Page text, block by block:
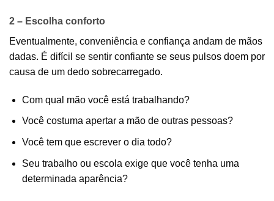
2 – Escolha conforto
Eventualmente, conveniência e confiança andam de mãos
dadas. É difícil se sentir confiante se seus pulsos doem por
causa de um dedo sobrecarregado.
Com qual mão você está trabalhando?
Você costuma apertar a mão de outras pessoas?
Você tem que escrever o dia todo?
Seu trabalho ou escola exige que você tenha uma
determinada aparência?